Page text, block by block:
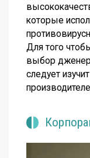
которые
Для того
выбор
следует